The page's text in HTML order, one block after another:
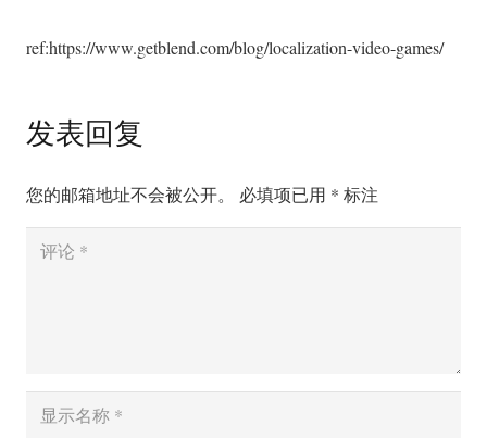
ref:https://www.getblend.com/blog/localization-video-games/
发表回复
您的邮箱地址不会被公开。 必填项已用 * 标注